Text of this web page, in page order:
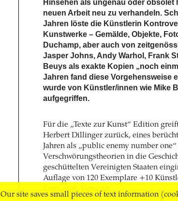
Our site saves small pieces of text information
Hinsehen als ungenau oder
neuen Arbeit neu zu verhandeln.
Jahren löste die Künstlerin
Kunstwerke – Gemälde, Objekte,
Duchamp, aber auch von
Jasper Johns, Andy Warhol, Frank
Beuys als exakte Kopien „noch
Jahren fand diese Vorgehensweise
wurde von Künstler/innen wie Mike
aufgegriffen.
Für die „Texte zur Kunst“ Edition
Herbert Dillinger zurück, eines
Jahren als „public enemy number
Verschwörungstheorien in die
geschüttelten Vereinigten Staaten
Auflage von 120 Exemplare +10